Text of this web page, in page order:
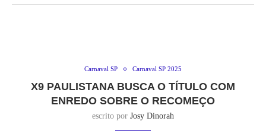
Carnaval SP Carnaval SP 2025
X9 PAULISTANA BUSCA O TÍTULO COM
ENREDO SOBRE O RECOMEÇO
escrito por Josy Dinorah